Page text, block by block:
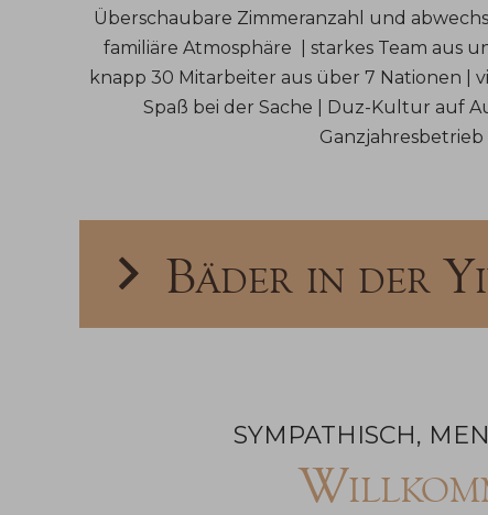
Überschaubare Zimmeranzahl und
familiäre Atmosphäre | starkes Team aus
knapp 30 Mitarbeiter aus über 7 Nationen |
Spaß bei der Sache | Duz-Kultur auf
Ganzjahresbetrieb
Bäder in der
SYMPATHISCH,